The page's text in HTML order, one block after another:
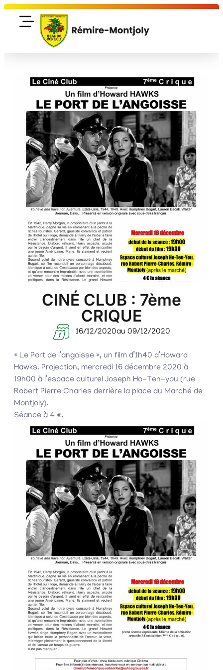
CINÉ CLUB : 7ème
CRIQUE
16/12/2020au 09/12/2020
« Le Port de l’angoisse », un film d’1h40 d’Howard
Hawks. Projection, mercredi 16 décembre 2020 à
19h00 à l’espace culturel Joseph Ho-Ten-you (rue
Robert Pierre Charles derrière la place du Marché de
Montjoly).
Séance à 4 €.